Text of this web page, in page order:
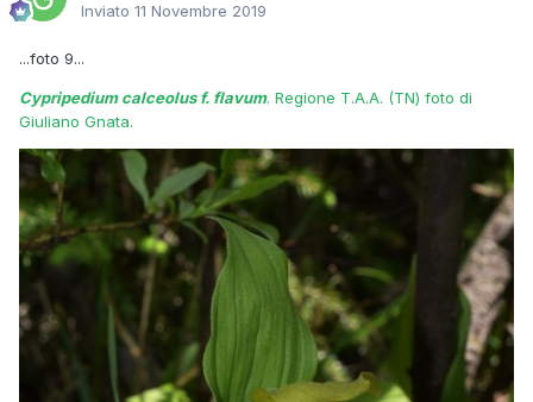
Inviato 11 Novembre 2019
...foto 9...
Cypripedium calceolus f. flavum. Regione T.A.A. (TN) foto di
Giuliano Gnata.